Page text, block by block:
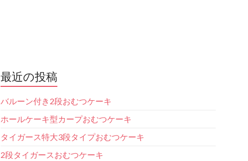
最近の投稿
バルーン付き2段おむつケーキ
ホールケーキ型カープおむつケーキ
タイガース特大3段タイプおむつケーキ
2段タイガースおむつケーキ